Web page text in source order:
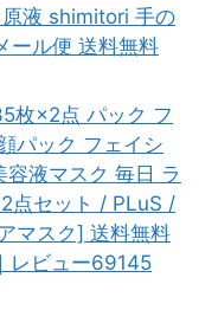
液 shimitori 手の
ール便 送料無料
枚×2点 パック フ
パック フェイシ
液マスク 毎日 ラ
点セット / PLuS /
マスク] 送料無料
レビュー69145